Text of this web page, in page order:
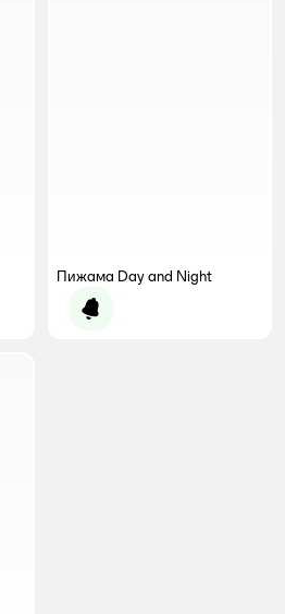
Пижама Day and Night
Уведомить о появлении